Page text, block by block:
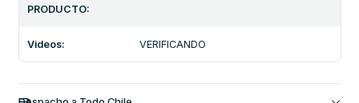
PRODUCTO:
Videos: VERIFICANDO